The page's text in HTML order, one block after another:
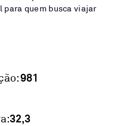
quem busca viajar
981
32,3